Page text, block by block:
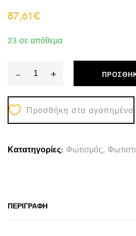
87,61€
23 σε απόθεμα
-
ΦΩΤΙΣΤΙΚΟ
ΟΡΟΦΗΣ
ΚΡΕΜΑΣΤΟ
HM7860
RATTAN
ΧΡΩΜΑ
+
Προσθήκη στα αγαπημένα
Κατατηγορίες: Φωτισμός,
ΠΕΡΙΓΡΑΦΉ